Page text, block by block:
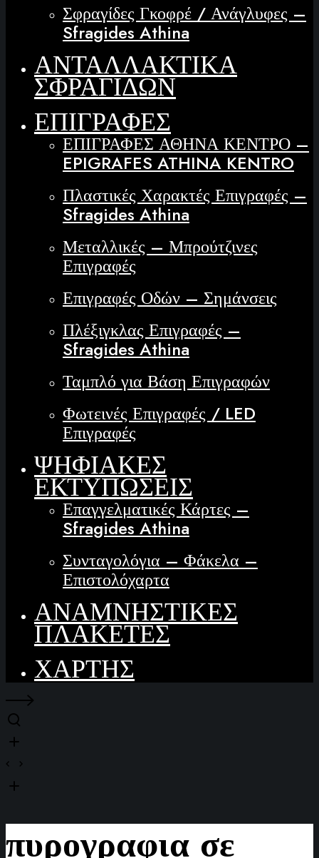
Σφραγίδες Γκοφρέ / Ανάγλυφες –
Sfragides Athina
ΑΝΤΑΛΛΑΚΤΙΚΑ
ΣΦΡΑΓΙΔΩΝ
ΕΠΙΓΡΑΦΕΣ
ΕΠΙΓΡΑΦΕΣ ΑΘΗΝΑ ΚΕΝΤΡΟ –
EPIGRAFES ATHINA KENTRO
Πλαστικές Χαρακτές Επιγραφές –
Sfragides Athina
Μεταλλικές – Μπρούτζινες
Επιγραφές
Επιγραφές Οδών – Σημάνσεις
Πλέξιγκλας Επιγραφές –
Sfragides Athina
Ταμπλό για Βάση Επιγραφών
Φωτεινές Επιγραφές / LED
Επιγραφές
ΨΗΦΙΑΚΕΣ
ΕΚΤΥΠΩΣΕΙΣ
Επαγγελματικές Κάρτες –
Sfragides Athina
Συνταγολόγια – Φάκελα –
Επιστολόχαρτα
ΑΝΑΜΝΗΣΤΙΚΕΣ
ΠΛΑΚΕΤΕΣ
ΧΑΡΤΗΣ
πυρογραφια σε